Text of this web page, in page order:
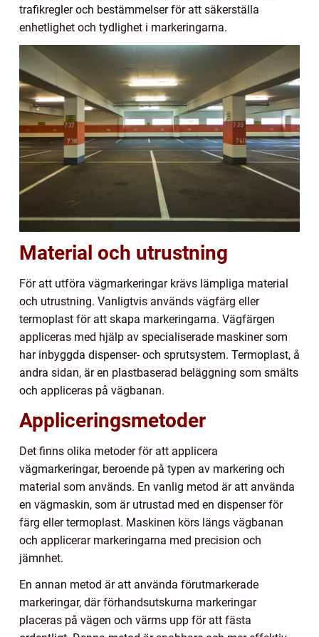
trafikregler och bestämmelser för att säkerställa
enhetlighet och tydlighet i markeringarna.
Material och utrustning
För att utföra vägmarkeringar krävs lämpliga material
och utrustning. Vanligtvis används vägfärg eller
termoplast för att skapa markeringarna. Vägfärgen
appliceras med hjälp av specialiserade maskiner som
har inbyggda dispenser- och sprutsystem. Termoplast, å
andra sidan, är en plastbaserad beläggning som smälts
och appliceras på vägbanan.
Appliceringsmetoder
Det finns olika metoder för att applicera
vägmarkeringar, beroende på typen av markering och
material som används. En vanlig metod är att använda
en vägmaskin, som är utrustad med en dispenser för
färg eller termoplast. Maskinen körs längs vägbanan
och applicerar markeringarna med precision och
jämnhet.
En annan metod är att använda förutmarkerade
markeringar, där förhandsutskurna markeringar
placeras på vägen och värms upp för att fästa